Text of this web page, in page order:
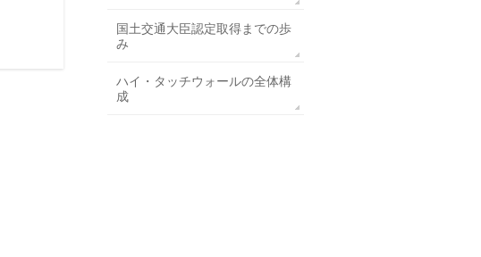
国土交通大臣認定取得までの歩
み
ハイ・タッチウォールの全体構
成